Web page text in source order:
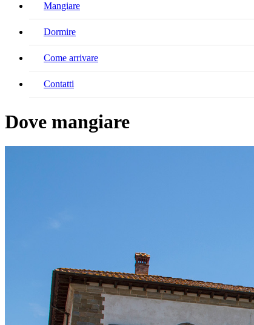
Mangiare
Dormire
Come arrivare
Contatti
Dove mangiare